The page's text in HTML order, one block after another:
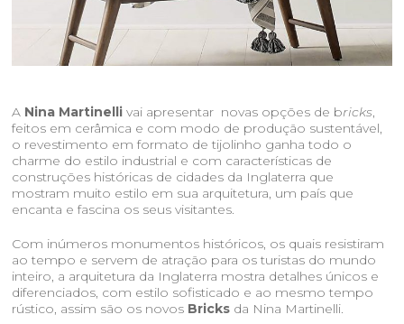
A Nina Martinellivai apresentar novas opções de bricks,
feitos em cerâmica e com modo de produção sustentável,
o revestimento em formato de tijolinho ganha todo o
charme do estilo industrial e com características de
construções históricas de cidades da Inglaterra que
mostram muito estilo em sua arquitetura, um país que
encanta e fascina os seus visitantes.
Com inúmeros monumentos históricos, os quais resistiram
ao tempo e servem de atração para os turistas do mundo
inteiro, a arquitetura da Inglaterra mostra detalhes únicos e
diferenciados, com estilo sofisticado e ao mesmo tempo
rústico, assim são os novos Bricks da Nina Martinelli.